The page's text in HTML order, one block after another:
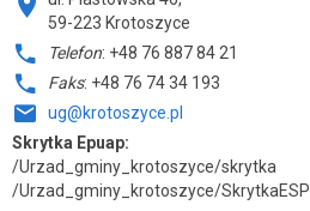
59-223 Krotoszyce
Telefon: +48 76 887 84 21
Faks: +48 76 74 34 193
ug@krotoszyce.pl
Skrytka Epuap:
/Urzad_gminy_krotoszyce/skrytka
/Urzad_gminy_krotoszyce/SkrytkaESP